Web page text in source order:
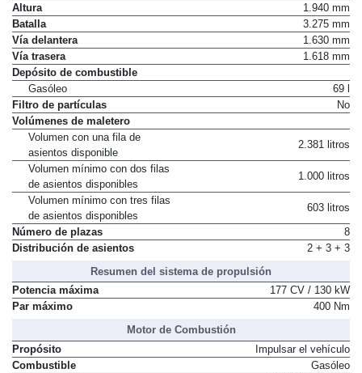
Altura
1.940 mm
Batalla
3.275 mm
Vía delantera
1.630 mm
Vía trasera
1.618 mm
Depósito de combustible
Gasóleo
69 l
Filtro de partículas
No
Volúmenes de maletero
Volumen con una fila de
asientos disponible
2.381 litros
Volumen mínimo con dos filas
de asientos disponibles
1.000 litros
Volumen mínimo con tres filas
de asientos disponibles
603 litros
Número de plazas
8
Distribución de asientos
2 + 3 + 3
Resumen del sistema de propulsión
Potencia máxima
177 CV / 130 kW
Par máximo
400 Nm
Motor de Combustión
Propósito
Impulsar el vehículo
Combustible
Gasóleo